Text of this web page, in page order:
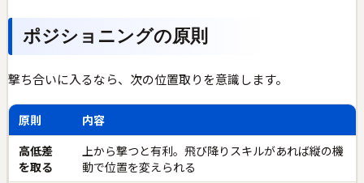
ポジショニングの原則
撃ち合いに入るなら、次の位置取りを意識します。
原則
内容
高低差
を取る
上から撃つと有利。飛び降りスキルがあれば縦の機
動で位置を変えられる